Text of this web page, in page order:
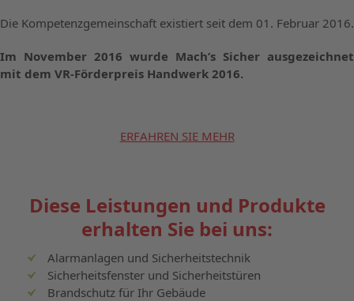
Die Kompetenzgemeinschaft existiert seit dem 01. Februar 2016.
Im November 2016 wurde Mach’s Sicher ausgezeichnet
mit dem VR-Förderpreis Handwerk 2016.
ERFAHREN SIE MEHR
Diese Leistungen und Produkte
erhalten Sie bei uns:
Alarmanlagen und Sicherheitstechnik
Sicherheitsfenster und Sicherheitstüren
Brandschutz für Ihr Gebäude